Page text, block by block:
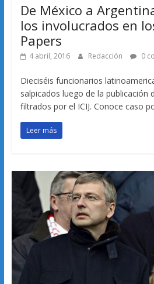
De México a
los involucrados en
Papers
4 abril, 2016 Redacción 0
Dieciséis funcionarios
salpicados luego de la publicación
filtrados por el ICIJ. Conoce caso
Leer más